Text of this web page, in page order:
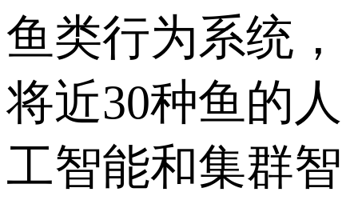
鱼类行为系统，
将近30种鱼的人
工智能和集群智